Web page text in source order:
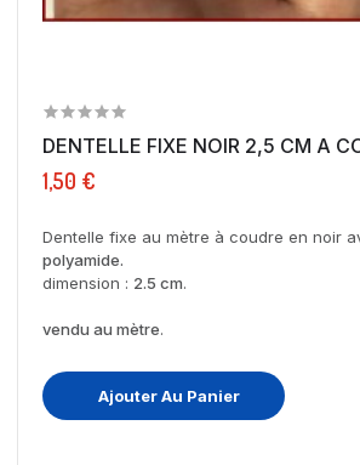
DENTELLE FIXE NOIR 2,5 CM A
1,50 €
Dentelle fixe au mètre à coudre en noir
polyamide.
dimension : 2.5 cm.
vendu au mètre.
Ajouter Au Panier